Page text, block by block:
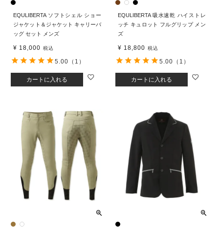
EQULIBERTA ソフトシェル ショー
ジャケット＆ジャケット キャリーバ
ッグ セット メンズ
¥ 18,000 税込
カートに入れる
5.00 （1）
EQULIBERTA 吸水速乾 ハイストレ
ッチ キュロット フルグリップ メン
ズ
¥ 18,800 税込
カートに入れる
5.00 （1）